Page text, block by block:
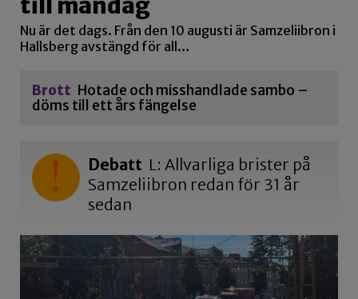
till måndag
Nu är det dags. Från den 10 augusti är Samzeliibron i
Hallsberg avstängd för all…
Brott Hotade och misshandlade sambo –
döms till ett års fängelse
Debatt L: Allvarliga brister på
Samzeliibron redan för 31 år
sedan